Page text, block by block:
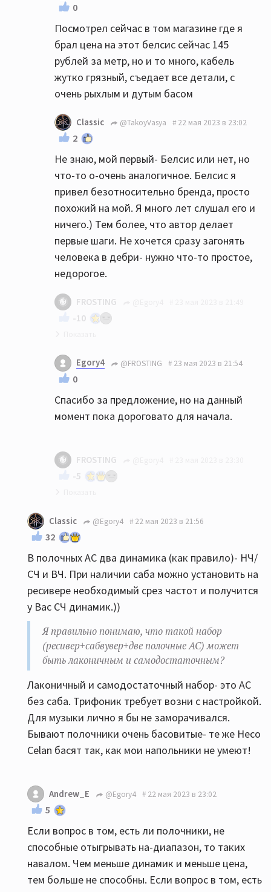
0
Посмотрел сейчас в том магазине где я
брал цена на этот белсис сейчас 145
рублей за метр, но и то много, кабель
жутко грязный, съедает все детали, с
очень рыхлым и дутым басом
Classic @TakoyVasya 22 мая 2023 в 23:02
2
Не знаю, мой первый- Белсис или нет, но
что-то о-очень аналогичное. Белсис я
привел безотносительно бренда, просто
похожий на мой. Я много лет слушал его и
ничего.) Тем более, что автор делает
первые шаги. Не хочется сразу загонять
человека в дебри- нужно что-то простое,
недорогое.
FROSTING
-10
Могу предложить фактически новые Dali
Oberon 3 немногим дороже этих Хеко. Цвет
брашированный дуб
Egory4 @FROSTING 23 мая 2023 в 21:54
0
Спасибо за предложение, но на данный
момент пока дороговато для начала.
FROSTING
-5
брал - за 34. Смотрите. Колонки работали
3 месяца, состояние идеальное. В 18
метрах будет в самый раз и лучше этих
Хеко, да и старшей Авроры тоже.
Classic @Egory4 22 мая 2023 в 21:56
32
В полочных АС два динамика (как правило)- НЧ/
СЧ и ВЧ. При наличии саба можно установить на
ресивере необходимый срез частот и получится
у Вас СЧ динамик.))
Я правильно понимаю, что такой набор
(ресивер+сабвувер+две полочные АС) может
быть лаконичным и самодостаточным?
Лаконичный и самодостаточный набор- это АС
без саба. Трифоник требует возни с настройкой.
Для музыки лично я бы не заморачивался.
Бывают полочники очень басовитые- те же Heco
Celan басят так, как мои напольники не умеют!
Andrew_E @Egory4 22 мая 2023 в 23:02
5
Если вопрос в том, есть ли полочники, не
способные отыгрывать на-диапазон, то таких
навалом. Чем меньше динамик и меньше цена,
тем больше не способны. Если вопрос в том, есть